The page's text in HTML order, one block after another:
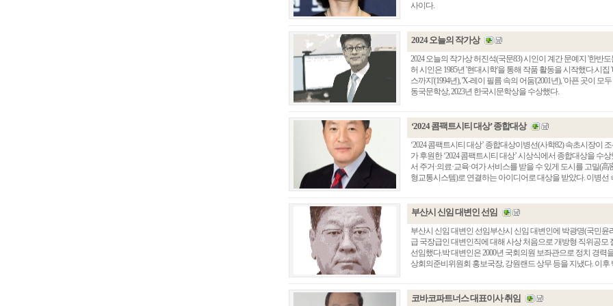
사이다.
2024 오늘의 작가상
2024 오늘의 작가상 허진석(국문83) 시인이 계간 문예지 '한반
허 시인은 1985년 '현대시학'을 통해 작품 활동을 시작했다.시
스까지'(1994년), 'X-레이 필름 속의 어둠'(2001년), '아픈 곳이 모
동국문학상, 2023년 한국시문학상을 수상했다.
‘2024 콤팩트시티 대상’ 종합대상
‘2024 콤팩트시티 대상’ 종합대상이병선(사학82) 속초시장이
가 후원한 ‘2024 콤팩트시티 대상’ 시상식에서 종합대상을 수
서 주거·의료·교육·여가 서비스를 받을 수 있게 도시를 고밀(高
형교통시스템)로 연결하는 아이디어로 대상을 받았다. 이병선
부산시 신임 대변인 선임
부산시 신임 대변인 선임부산시 신임 대변인에 박광명(국민윤
급 국장급인 대변인직에 대해 사상 처음으로 개방형 직위공모
선임했다.박 대변인은 2000년 국회의원 보좌관으로 정치 경력
상회의준비위원회 홍보국장, 강원랜드 상무 등을 지냈다. 이후
코바코파트너스 대표이사 취임